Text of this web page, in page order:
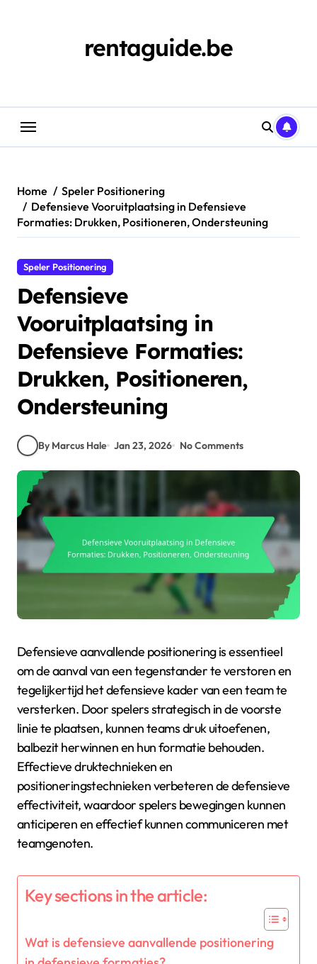
rentaguide.be
Home
Speler Positionering
Defensieve Vooruitplaatsing in Defensieve
Formaties: Drukken, Positioneren, Ondersteuning
Speler Positionering
Defensieve
Vooruitplaatsing in
Defensieve Formaties:
Drukken, Positioneren,
Ondersteuning
By Marcus Hale Jan 23, 2026 No Comments
Defensieve aanvallende positionering is essentieel
om de aanval van een tegenstander te verstoren en
tegelijkertijd het defensieve kader van een team te
versterken. Door spelers strategisch in de voorste
linie te plaatsen, kunnen teams druk uitoefenen,
balbezit herwinnen en hun formatie behouden.
Effectieve druktechnieken en
positioneringstechnieken verbeteren de defensieve
effectiviteit, waardoor spelers bewegingen kunnen
anticiperen en effectief kunnen communiceren met
teamgenoten.
Key sections in the article:
Wat is defensieve aanvallende positionering